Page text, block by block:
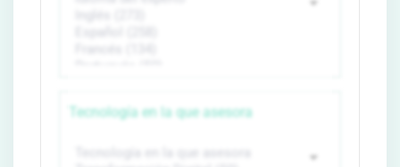
Tecnología en la que asesora